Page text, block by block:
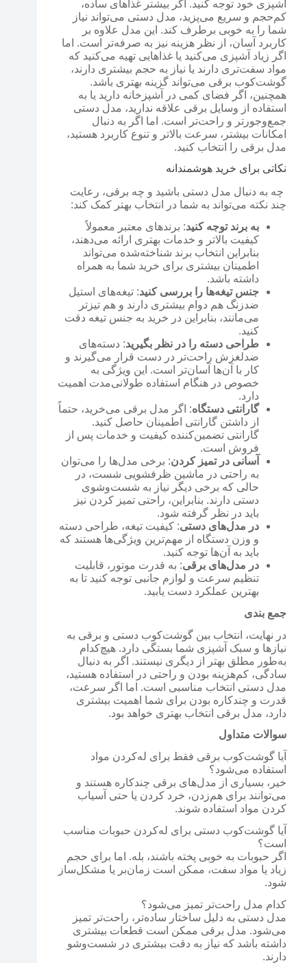
آشپزی خود توجه کنید. اگر بیشتر غذاهای ساده،
کم‌حجم و سریع می‌پزید، مدل دستی می‌تواند نیاز
شما را به خوبی برطرف کند. این مدل علاوه بر
کاربرد آسان، از نظر هزینه نیز به صرفه‌تر است. اما
اگر زیاد آشپزی می‌کنید یا غذاهایی تهیه می‌کنید که
مواد سفت‌تری دارند یا نیاز به حجم بیشتری دارند،
گوشت‌کوب برقی می‌تواند گزینه بهتری باشد.
همچنین، اگر فضای کمی در آشپزخانه دارید یا به
استفاده از وسایل برقی علاقه ندارید، مدل دستی
جمع‌وجورتر و راحت‌تر است. اما اگر به دنبال
امکانات بیشتر، سرعت بالاتر و تنوع کاربرد هستید،
مدل برقی را انتخاب کنید.
نکاتی برای خرید هوشمندانه
چه به دنبال مدل دستی باشید و چه برقی، رعایت
چند نکته می‌تواند به شما در انتخاب بهتر کمک کند:
به برند توجه کنید: برندهای معتبر معمولاً
کیفیت بالاتر و خدمات بهتری ارائه می‌دهند،
بنابراین انتخاب برند شناخته‌شده می‌تواند
اطمینان بیشتری برای خرید شما به همراه
داشته باشد.
جنس تیغه‌ها را بررسی کنید: تیغه‌های استیل
ضدزنگ هم دوام بیشتری دارند و هم تیزتر
می‌مانند، بنابراین در خرید به جنس تیغه دقت
کنید.
طراحی دسته را در نظر بگیرید: دسته‌های
ضدلغزش راحت‌تر در دست قرار می‌گیرند و
کار با آن‌ها آسان‌تر است. این ویژگی به
خصوص در هنگام استفاده طولانی‌مدت اهمیت
دارد.
گارانتی دستگاه: اگر مدل برقی می‌خرید، حتماً
از داشتن گارانتی اطمینان حاصل کنید.
گارانتی تضمین‌کننده کیفیت و خدمات پس از
فروش است.
آسانی در تمیز کردن: برخی مدل‌ها را می‌توان
به راحتی در ماشین ظرفشویی شست، در
حالی که برخی دیگر نیاز به شست‌وشوی
دستی دارند. بنابراین، راحتی تمیز کردن نیز
باید در نظر گرفته شود.
در مدل‌های دستی: کیفیت تیغه، طراحی دسته
و وزن دستگاه از مهم‌ترین ویژگی‌ها هستند که
باید به آن‌ها توجه کنید.
در مدل‌های برقی: به قدرت موتور، قابلیت
تنظیم سرعت و لوازم جانبی توجه کنید تا به
بهترین عملکرد دست یابید.
جمع بندی
در نهایت، انتخاب بین گوشت‌کوب دستی و برقی به
نیازها و سبک آشپزی شما بستگی دارد. هیچ‌کدام
به‌طور مطلق بهتر از دیگری نیستند. اگر به دنبال
سادگی، کم‌هزینه بودن و راحتی در استفاده هستید،
مدل دستی انتخاب مناسبی است. اما اگر سرعت،
قدرت و چندکاره بودن برای شما اهمیت بیشتری
دارد، مدل برقی انتخاب بهتری خواهد بود.
سوالات متداول
آیا گوشت‌کوب برقی فقط برای له‌کردن مواد
استفاده می‌شود؟
خیر، بسیاری از مدل‌های برقی چندکاره هستند و
می‌توانند برای هم‌زدن، خرد کردن یا حتی آسیاب
کردن مواد استفاده شوند.
آیا گوشت‌کوب دستی برای له‌کردن حبوبات مناسب
است؟
اگر حبوبات به خوبی پخته باشند، بله. اما برای حجم
زیاد یا مواد سفت، ممکن است زمان‌بر یا مشکل‌ساز
شود.
کدام مدل راحت‌تر تمیز می‌شود؟
مدل دستی به دلیل ساختار ساده‌تر، راحت‌تر تمیز
می‌شود. مدل برقی ممکن است قطعات بیشتری
داشته باشد که نیاز به دقت بیشتری در شست‌وشو
دارند.